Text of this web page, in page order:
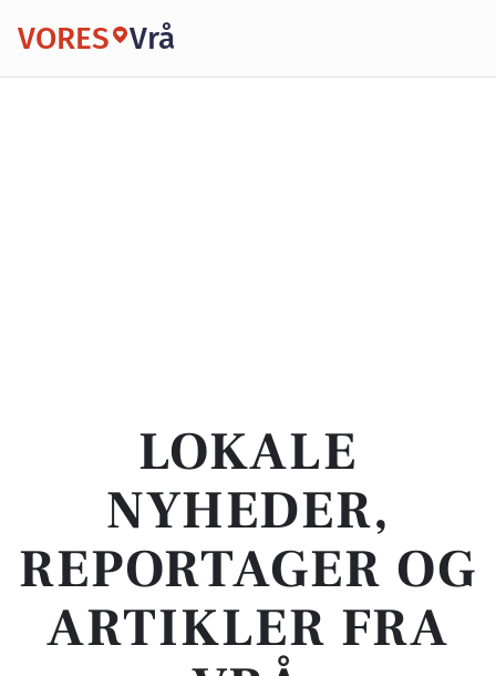
VORES Vrå
LOKALE
NYHEDER,
REPORTAGER OG
ARTIKLER FRA